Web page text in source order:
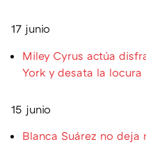
17 junio
Miley Cyrus actúa
York y desata la locura
15 junio
Blanca Suárez no deja